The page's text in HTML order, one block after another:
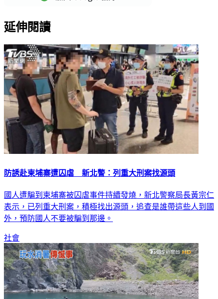
延伸閱讀
防誘赴柬埔寨遭囚虐 新北警：列重大刑案找源頭
國人遭騙到柬埔寨被囚虐事件持續發燒，新北警察局長黃宗仁
表示，已列重大刑案，積極找出源頭，追查是誰帶這些人到國
外，預防國人不要被騙到那邊。
社會